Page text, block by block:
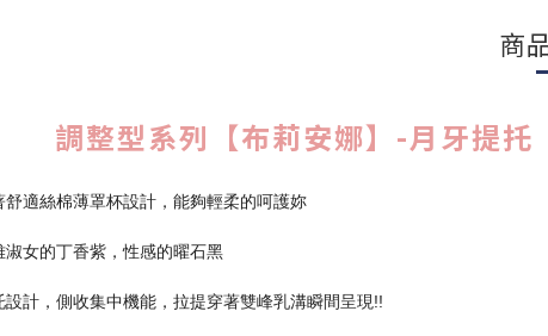
商
調整型系列【布莉安娜】-月牙提
適絲棉薄罩杯設計，能夠輕柔的呵護妳
女的丁香紫，性感的曜石黑
計，側收集中機能，拉提穿著雙峰乳溝瞬間呈現!!